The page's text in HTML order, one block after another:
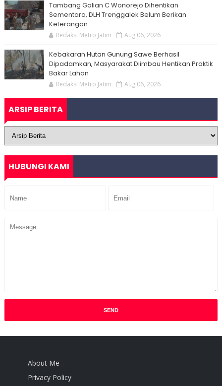
Tambang Galian C Wonorejo Dihentikan
Sementara, DLH Trenggalek Belum Berikan
Keterangan
Redaksi Metro Jatim Aug 06, 2026
Kebakaran Hutan Gunung Sawe Berhasil
Dipadamkan, Masyarakat Diimbau Hentikan Praktik
Bakar Lahan
Redaksi Metro Jatim Aug 06, 2026
ARSIP BERITA
HUBUNGI KAMI
About Me
Privacy Policy